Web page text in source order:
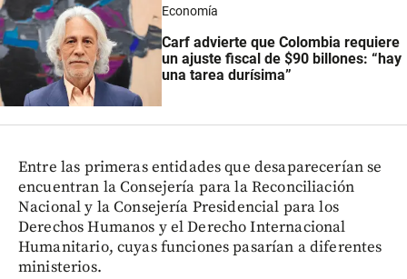
Economía
Carf advierte que Colombia requiere
un ajuste fiscal de $90 billones: “hay
una tarea durísima”
Entre las primeras entidades que desaparecerían se
encuentran la Consejería para la Reconciliación
Nacional y la Consejería Presidencial para los
Derechos Humanos y el Derecho Internacional
Humanitario, cuyas funciones pasarían a diferentes
ministerios.